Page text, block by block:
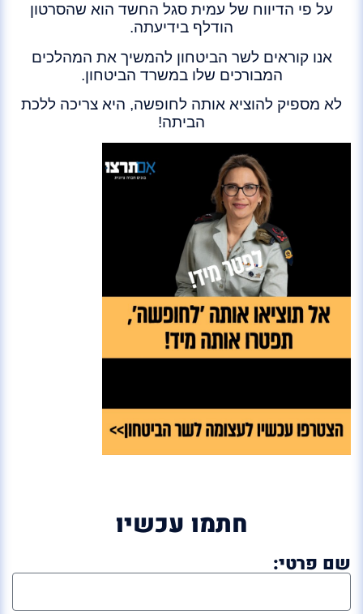
על פי הדיווח של עמית סגל החשד הוא שהסרטון
הודלף בידיעתה.
אנו קוראים לשר הביטחון להמשיך את המהלכים
המבורכים שלו במשרד הביטחון.
לא מספיק להוציא אותה לחופשה, היא צריכה ללכת
הביתה!
חתמו עכשיו
שם פרטי: